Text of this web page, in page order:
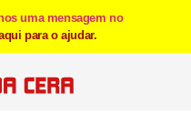
uma mensagem no
para o ajudar.